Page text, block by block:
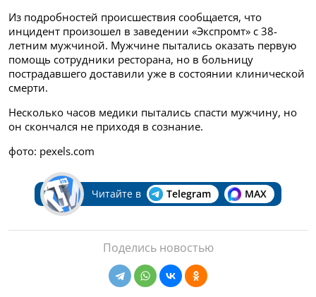
Из подробностей происшествия сообщается, что
инцидент произошел в заведении «Экспромт» с 38-
летним мужчиной. Мужчине пытались оказать первую
помощь сотрудники ресторана, но в больницу
пострадавшего доставили уже в состоянии клинической
смерти.
Несколько часов медики пытались спасти мужчину, но
он скончался не приходя в сознание.
фото: pexels.com
Читайте в Telegram MAX
Поделись новостью